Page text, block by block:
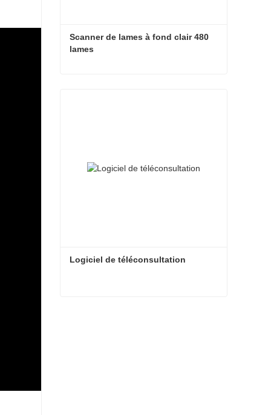
Scanner de lames à fond clair 480
lames
Logiciel de téléconsultation